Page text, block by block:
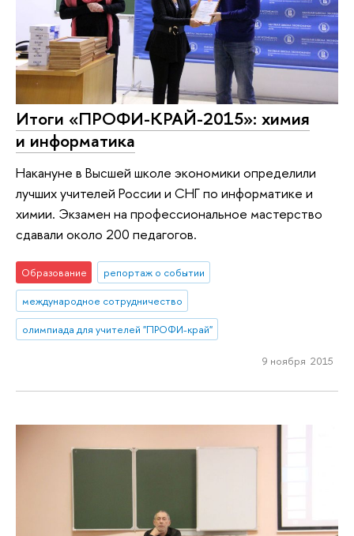
Итоги «ПРОФИ-КРАЙ-2015»: химия
и информатика
Накануне в Высшей школе экономики определили
лучших учителей России и СНГ по информатике и
химии. Экзамен на профессиональное мастерство
сдавали около 200 педагогов.
Образование
репортаж о событии
международное сотрудничество
олимпиада для учителей "ПРОФИ-край"
9 ноября 2015